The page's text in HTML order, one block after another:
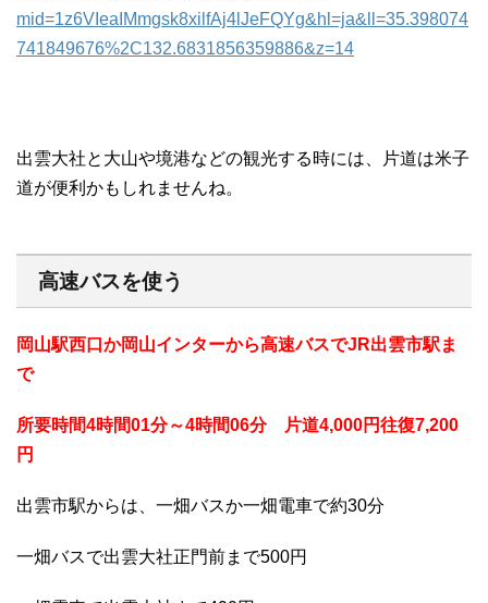
mid=1z6VIeaIMmgsk8xilfAj4lJeFQYg&hl=ja&ll=35.398074
741849676%2C132.6831856359886&z=14
出雲大社と大山や境港などの観光する時には、片道は米子
道が便利かもしれませんね。
高速バスを使う
岡山駅西口か岡山インターから高速バスでJR出雲市駅ま
で
所要時間4時間01分～4時間06分 片道4,000円往復7,200
円
出雲市駅からは、一畑バスか一畑電車で約30分
一畑バスで出雲大社正門前まで500円